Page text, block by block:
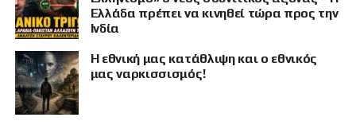
Ελλάδα πρέπει να κινηθεί τώρα προς την
Ινδία
Η εθνική μας κατάθλιψη και ο εθνικός
μας ναρκισσισμός!